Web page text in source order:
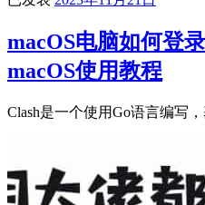
macOS电脑如何登
macOS使用教程
Clash是一个使用Go语言编写